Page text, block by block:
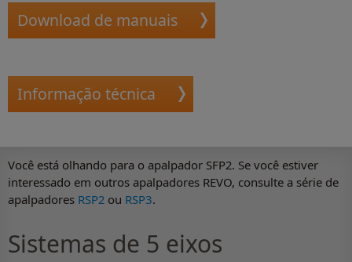
Download de manuais
Informação técnica
Você está olhando para o apalpador SFP2. Se você estiver
interessado em outros apalpadores REVO, consulte a série de
apalpadores RSP2 ou RSP3.
Sistemas de 5 eixos